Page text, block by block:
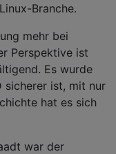
Branche.
mehr bei
Perspektive ist
Es wurde
sicherer ist, mit nur
hat es sich
war der